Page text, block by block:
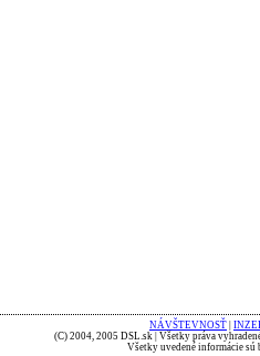
NÁVŠTEVNOSŤ
(C) 2004, 2005 DSL.sk | Všetky práva
Všetky uvedené informácie sú